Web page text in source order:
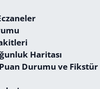
Haritası
Durumu ve Fikstür